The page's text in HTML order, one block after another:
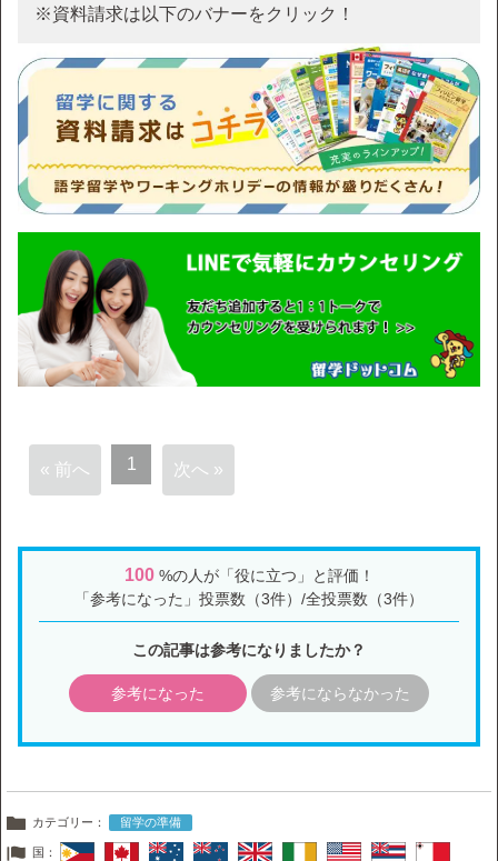
※資料請求は以下のバナーをクリック！
« 前へ 1 次へ »
100%の人が「役に立つ」と評価！
「参考になった」投票数（3件）/全投票数（3件）
この記事は参考になりましたか？
参考になった 参考にならなかった
カテゴリー： 留学の準備
国：